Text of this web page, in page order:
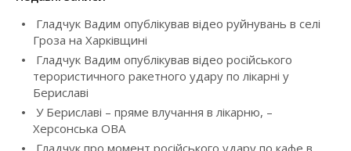
a
t
Гладчук Вадим опублікував відео руйнувань в селі
Гроза на Харківщині
Гладчук Вадим опублікував відео російського
терористичного ракетного удару по лікарні у
Бериславі
У Бериславі – пряме влучання в лікарню, –
Херсонська ОВА